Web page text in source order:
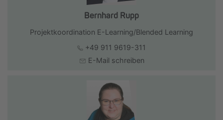
Bernhard Rupp
Projektkoordination E-Learning/Blended Learning
+49 911 9619-311
E-Mail schreiben